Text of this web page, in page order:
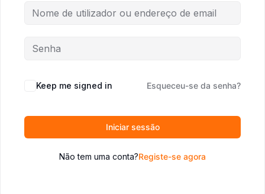
Keep me signed in Esqueceu-se da senha?
Iniciar sessão
Não tem uma conta?Registe-se agora